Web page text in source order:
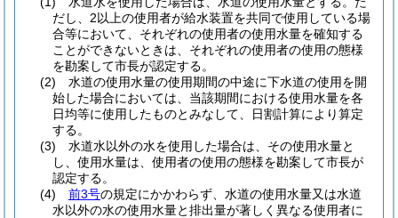
だし、2以上の使用者が給水装置を共同で使用している場
合等において、それぞれの使用者の使用水量を確知する
ことができないときは、それぞれの使用者の使用の態様
を勘案して市長が認定する。
(2)
水道の使用水量の使用期間の中途に下水道の使用を開
始した場合においては、当該期間における使用水量を各
日均等に使用したものとみなして、日割計算により算定
する。
(3)
水道水以外の水を使用した場合は、その使用水量と
し、使用水量は、使用者の使用の態様を勘案して市長が
認定する。
(4)
前3号の規定にかかわらず、水道の使用水量又は水道
水以外の水の使用水量と排出量が著しく異なる使用者に